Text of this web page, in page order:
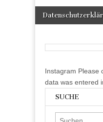
Main
menu
Skip
Instagram Please
data was entered
SUCHE
Suchen